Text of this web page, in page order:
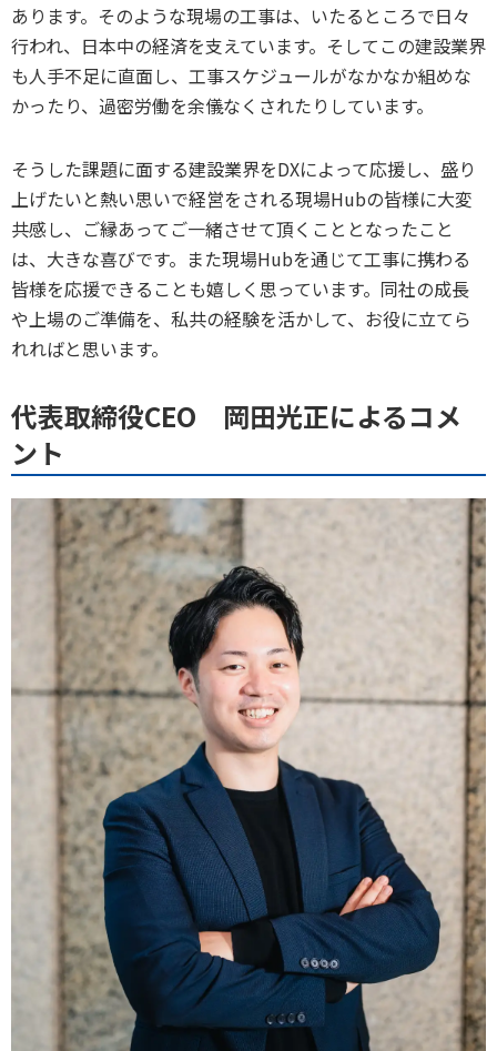
あります。そのような現場の工事は、いたるところで日々
行われ、日本中の経済を支えています。そしてこの建設業界
も人手不足に直面し、工事スケジュールがなかなか組めな
かったり、過密労働を余儀なくされたりしています。
そうした課題に面する建設業界をDXによって応援し、盛り
上げたいと熱い思いで経営をされる現場Hubの皆様に大変
共感し、ご縁あってご一緒させて頂くこととなったこと
は、大きな喜びです。また現場Hubを通じて工事に携わる
皆様を応援できることも嬉しく思っています。同社の成長
や上場のご準備を、私共の経験を活かして、お役に立てら
れればと思います。
代表取締役CEO 岡田光正によるコメ
ント